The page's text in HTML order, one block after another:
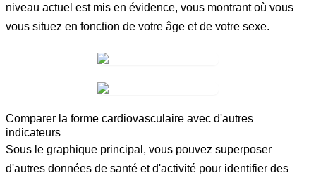
niveau actuel est mis en évidence, vous montrant où vous
vous situez en fonction de votre âge et de votre sexe.
Comparer la forme cardiovasculaire avec d'autres
indicateurs
Sous le graphique principal, vous pouvez superposer
d'autres données de santé et d'activité pour identifier des